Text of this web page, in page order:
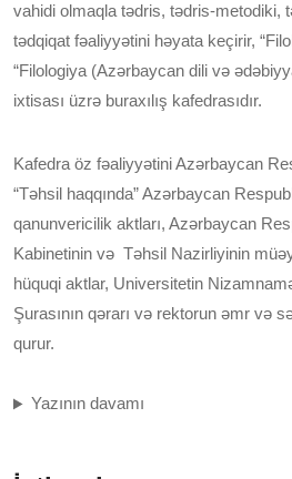
vahidi olmaqla tədris, tədris-metodiki,
tədqiqat fəaliyyətini həyata keçirir,
“Filologiya (Azərbaycan dili və
ixtisası üzrə buraxılış kafedrasıdır.
Kafedra öz fəaliyyətini Azərbaycan
“Təhsil haqqında” Azərbaycan
qanunvericilik aktları, Azərbaycan
Kabinetinin və Təhsil Nazirliyinin
hüquqi aktlar, Universitetin
Şurasının qərarı və rektorun əmr və
qurur.
Yazının davamı